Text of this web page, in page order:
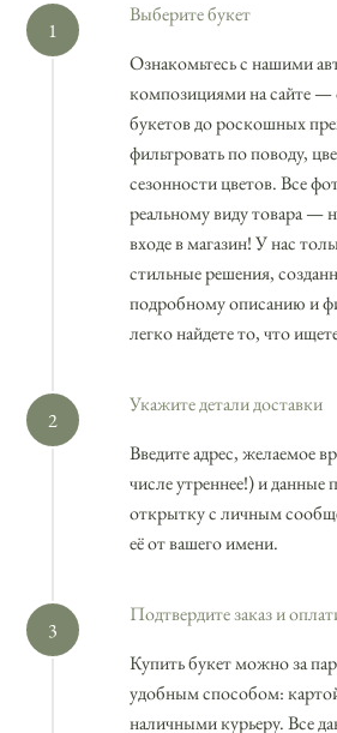
Выберите букет
Ознакомьтесь с нашими
композициями на сайте
букетов до роскошных
фильтровать по поводу,
сезонности цветов. Все
реальному виду товара —
входе в магазин! У нас
стильные решения,
подробному описанию и
легко найдете то, что
Укажите детали доставки
Введите адрес, желаемое
числе утреннее!) и данные
открытку с личным
её от вашего имени.
Подтвердите заказ и
Купить букет можно за
удобным способом:
наличными курьеру. Все